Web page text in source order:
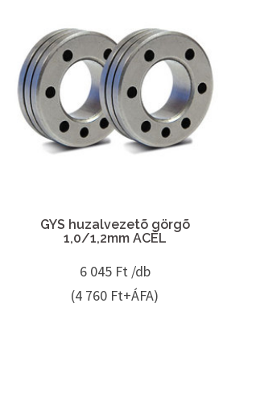
GYS huzalvezetõ görgõ
1,0/1,2mm ACÉL
6 045 Ft /db
(4 760 Ft+ÁFA)